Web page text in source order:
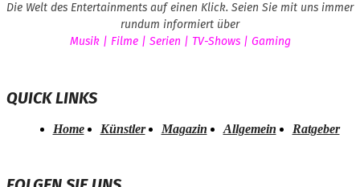
Die Welt des Entertainments auf einen Klick. Seien Sie mit uns immer
rundum informiert über
Musik | Filme | Serien | TV-Shows | Gaming
QUICK LINKS
Home Künstler Magazin Allgemein Ratgeber